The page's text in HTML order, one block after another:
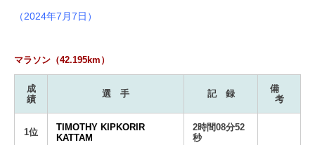
（2024年7月7日）
マラソン（42.195km）
成
績
選 手 記 録
備
考
1位
TIMOTHY KIPKORIR
KATTAM
2時間08分52
秒